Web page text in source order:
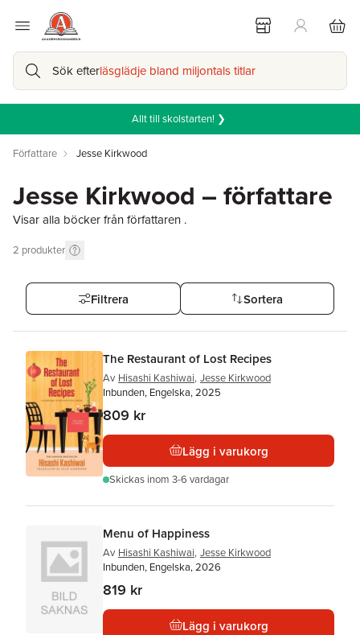
Sök efterläsglädje bland miljontals titlar
Allt till skolstarten! ❯
Författare Jesse Kirkwood
Jesse Kirkwood – författare
Visar alla böcker från författaren .
2 produkter
Filtrera Sortera
The Restaurant of Lost Recipes
Av Hisashi Kashiwai, Jesse Kirkwood
Inbunden, Engelska, 2025
809 kr
Lägg i varukorg
Skickas inom 3-6 vardagar
Menu of Happiness
Av Hisashi Kashiwai, Jesse Kirkwood
Inbunden, Engelska, 2026
819 kr
Lägg i varukorg